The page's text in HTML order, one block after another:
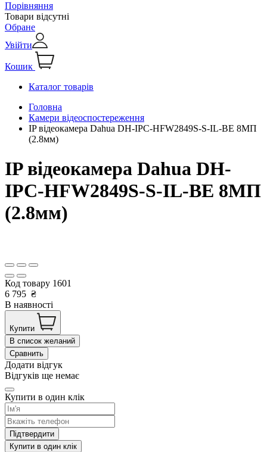
Порівняння
Товари відсутні
Обране
Увійти
Кошик
Каталог товарів
Головна
Камери відеоспостереження
IP відеокамера Dahua DH-IPC-HFW2849S-S-IL-BE 8МП
(2.8мм)
IP відеокамера Dahua DH-
IPC-HFW2849S-S-IL-BE 8МП
(2.8мм)
Код товару 1601
6 795 ₴
В наявності
Купити
В список желаний
Сравнить
Додати відгук
Відгуків ще немає
Купити в один клік
Підтвердити
Купити в один клік